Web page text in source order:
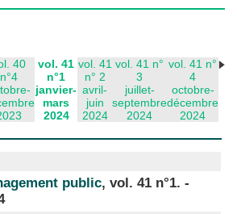
40
n°4
vol. 41
n°1
janvier-
mars
2024
vol. 41
n° 2
avril-
juin
2024
vol. 41 n°
3
juillet-
septembre
2024
vol. 41 n°
4
octobre-
décembre
2024
public, vol. 41 n°1. -